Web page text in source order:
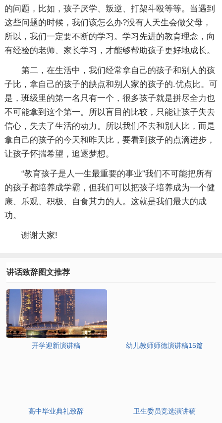
的问题，比如，孩子厌学、叛逆、打架斗殴等等。当遇到
这些问题的时候，我们该怎么办?没有人天生会做父母，
所以，我们一定要不断的学习。学习先进的教育理念，向
有经验的老师、家长学习，才能够帮助孩子更好地成长。
第二，在生活中，我们经常拿自己的孩子和别人的孩
子比，拿自己的孩子的缺点和别人家的孩子的.优点比。可
是，班级里的第一名只有一个，很多孩子就是拼尽全力也
不可能拿到这个第一。所以盲目的比较，只能让孩子失去
信心，失去了生活的动力。所以我们不去和别人比，而是
拿自己的孩子的今天和昨天比，要看到孩子的点滴进步，
让孩子怀揣希望，追逐梦想。
“教育孩子是人一生最重要的事业”我们不可能把所有
的孩子都培养成学霸，但我们可以把孩子培养成为一个健
康、乐观、积极、自食其力的人。这就是我们最大的成
功。
谢谢大家!
讲话致辞图文推荐
开学迎新演讲稿 幼儿教师师德演讲稿15篇
高中毕业典礼致辞 卫生委员竞选演讲稿